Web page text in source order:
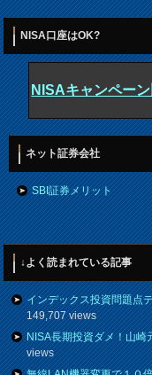
NISA口座はOK?
NISAキャンペー
ネット証券会社
SBI証券メリット
↓よく読まれている記事
インデックス投資問題点
149,707 views
NISA長期投資ダメ！山崎
views